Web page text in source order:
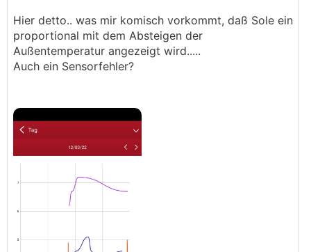
Hier detto.. was mir komisch vorkommt, daß Sole ein
proportional mit dem Absteigen der
Außentemperatur angezeigt wird.....
Auch ein Sensorfehler?